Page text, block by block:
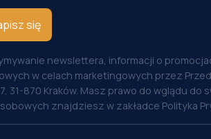
się
newslettera, informacji o
w celach marketingowych przez
870 Kraków. Masz prawo do wglądu
znajdziesz w zakładce Polityka